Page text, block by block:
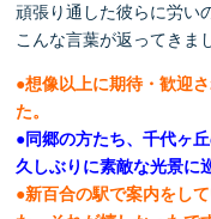
頑張り通した彼らに労い
こんな言葉が返ってきま
●想像以上に期待・歓迎
た。
●同郷の方たち、千代ヶ
久しぶりに素敵な光景に
●新百合の駅で案内をし